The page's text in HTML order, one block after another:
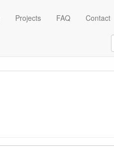
Projects FAQ Contact